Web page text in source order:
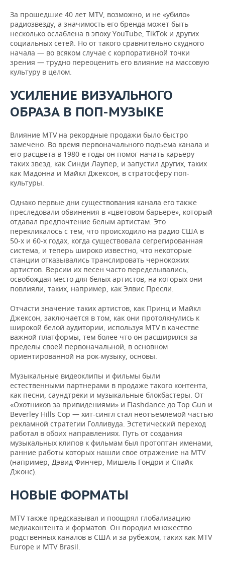
За прошедшие 40 лет MTV, возможно, и не «убило»
радиозвезду, а значимость его бренда может быть
несколько ослаблена в эпоху YouTube, TikTok и других
социальных сетей. Но от такого сравнительно скудного
начала — во всяком случае с корпоративной точки
зрения — трудно переоценить его влияние на массовую
культуру в целом.
УСИЛЕНИЕ ВИЗУАЛЬНОГО
ОБРАЗА В ПОП-МУЗЫКЕ
Влияние MTV на рекордные продажи было быстро
замечено. Во время первоначального подъема канала и
его расцвета в 1980-е годы он помог начать карьеру
таких звезд, как Синди Лаупер, и запустил других, таких
как Мадонна и Майкл Джексон, в стратосферу поп-
культуры.
Однако первые дни существования канала его также
преследовали обвинения в «цветовом барьере», который
отдавал предпочтение белым артистам. Это
перекликалось с тем, что происходило на радио США в
50-х и 60-х годах, когда существовала сегрегированная
система, и теперь широко известно, что некоторые
станции отказывались транслировать чернокожих
артистов. Версии их песен часто переделывались,
освобождая место для белых артистов, на которых они
повлияли, таких, например, как Элвис Пресли.
Отчасти значение таких артистов, как Принц и Майкл
Джексон, заключается в том, как они протолкнулись к
широкой белой аудитории, используя MTV в качестве
важной платформы, тем более что он расширился за
пределы своей первоначальной, в основном
ориентированной на рок-музыку, основы.
Музыкальные видеоклипы и фильмы были
естественными партнерами в продаже такого контента,
как песни, саундтреки и музыкальные блокбастеры. От
«Охотников за привидениями» и Flashdance до Top Gun и
Beverley Hills Cop — хит-сингл стал неотъемлемой частью
рекламной стратегии Голливуда. Эстетический переход
работал в обоих направлениях. Путь от создания
музыкальных клипов к фильмам был протоптан именами,
ранние работы которых нашли свое отражение на MTV
(например, Дэвид Финчер, Мишель Гондри и Спайк
Джонc).
НОВЫЕ ФОРМАТЫ
MTV также предсказывал и поощрял глобализацию
медиаконтента и форматов. Он породил множество
родственных каналов в США и за рубежом, таких как MTV
Europe и MTV Brasil.